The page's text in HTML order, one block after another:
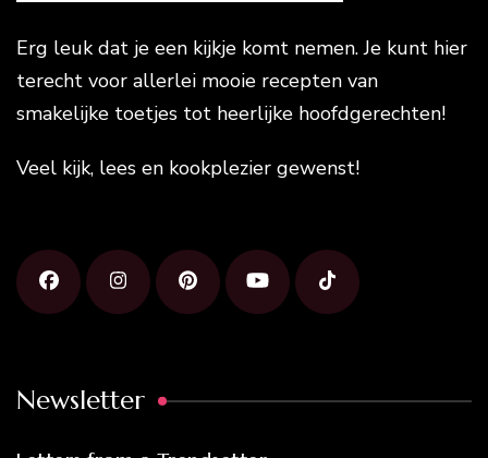
Erg leuk dat je een kijkje komt nemen. Je kunt hier
terecht voor allerlei mooie recepten van
smakelijke toetjes tot heerlijke hoofdgerechten!
Veel kijk, lees en kookplezier gewenst!
Newsletter